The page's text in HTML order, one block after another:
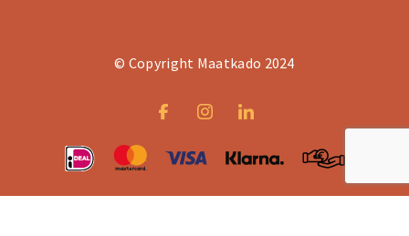
© Copyright Maatkado 2024